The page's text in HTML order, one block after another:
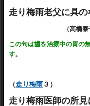
走り梅雨老父に具の
（高橋泰
この句は歯を治療中の胃の
す。
（走り梅雨３）
走り梅雨医師の所見